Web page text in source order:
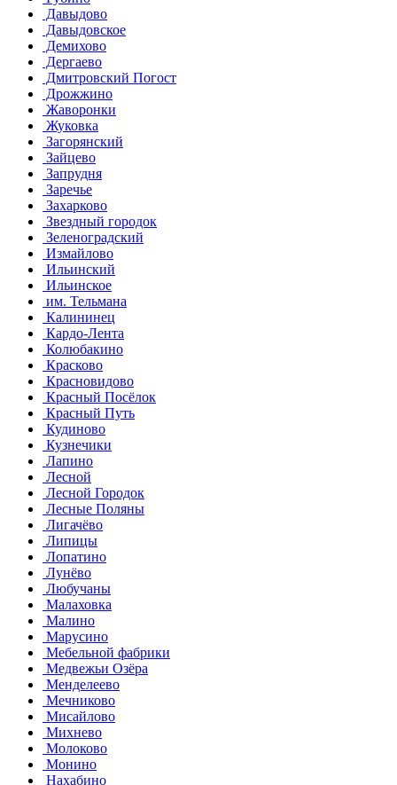
Давыдово
Давыдовское
Демихово
Дергаево
Дмитровский Погост
Дрожжино
Жаворонки
Жуковка
Загорянский
Зайцево
Запрудня
Заречье
Захарково
Звездный городок
Зеленоградский
Измайлово
Ильинский
Ильинское
им. Тельмана
Калининец
Кардо-Лента
Колюбакино
Красково
Красновидово
Красный Посёлок
Красный Путь
Кудиново
Кузнечики
Лапино
Лесной
Лесной Городок
Лесные Поляны
Лигачёво
Липицы
Лопатино
Лунёво
Любучаны
Малаховка
Малино
Марусино
Мебельной фабрики
Медвежьи Озёра
Менделеево
Мечниково
Мисайлово
Михнево
Молоково
Монино
Нахабино